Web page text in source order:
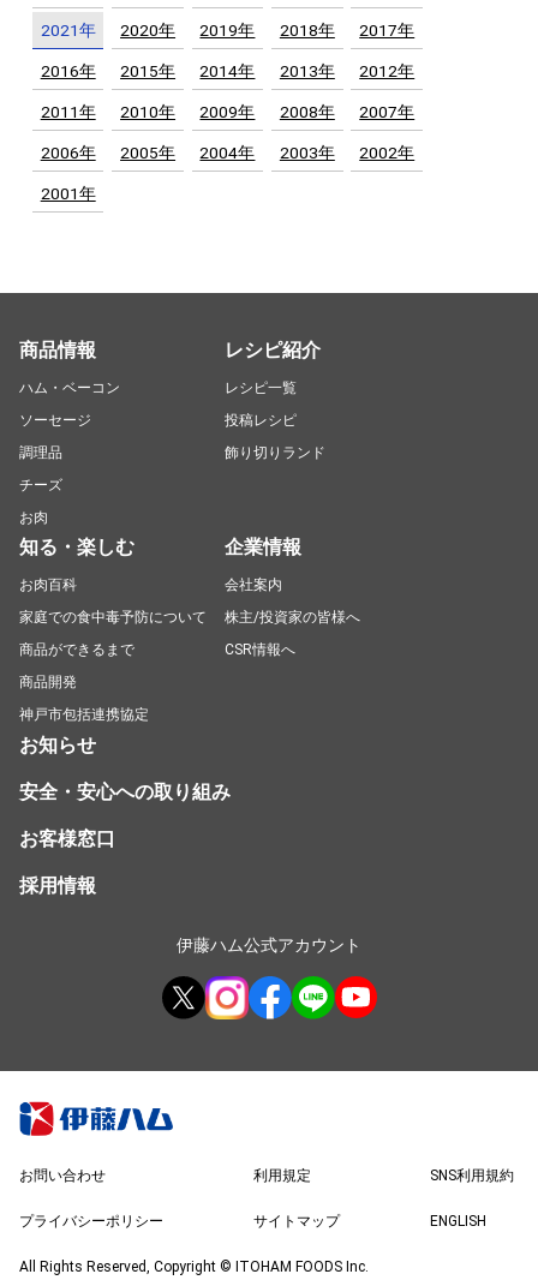
2021年 2020年 2019年 2018年 2017年
2016年 2015年 2014年 2013年 2012年
2011年 2010年 2009年 2008年 2007年
2006年 2005年 2004年 2003年 2002年
2001年
商品情報
ハム・ベーコン
ソーセージ
調理品
チーズ
お肉
レシピ紹介
レシピ一覧
投稿レシピ
飾り切りランド
知る・楽しむ
お肉百科
家庭での食中毒予防について
商品ができるまで
商品開発
神戸市包括連携協定
企業情報
会社案内
株主/投資家の皆様へ
CSR情報へ
お知らせ
安全・安心への取り組み
お客様窓口
採用情報
伊藤ハム公式アカウント
お問い合わせ 利用規定 SNS利用規約
プライバシーポリシー サイトマップ ENGLISH
All Rights Reserved, Copyright © ITOHAM FOODS Inc.